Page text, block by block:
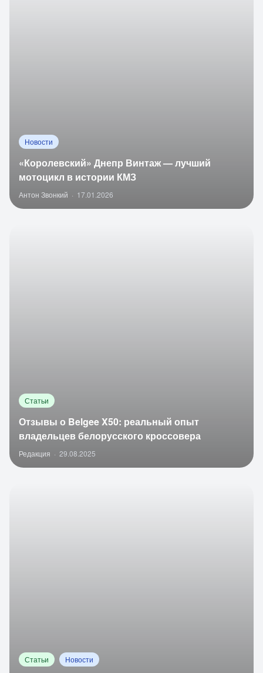
Новости
«Королевский» Днепр Винтаж — лучший
мотоцикл в истории КМЗ
Антон Звонкий · 17.01.2026
Статьи
Отзывы о Belgee X50: реальный опыт
владельцев белорусского кроссовера
Редакция · 29.08.2025
Статьи Новости